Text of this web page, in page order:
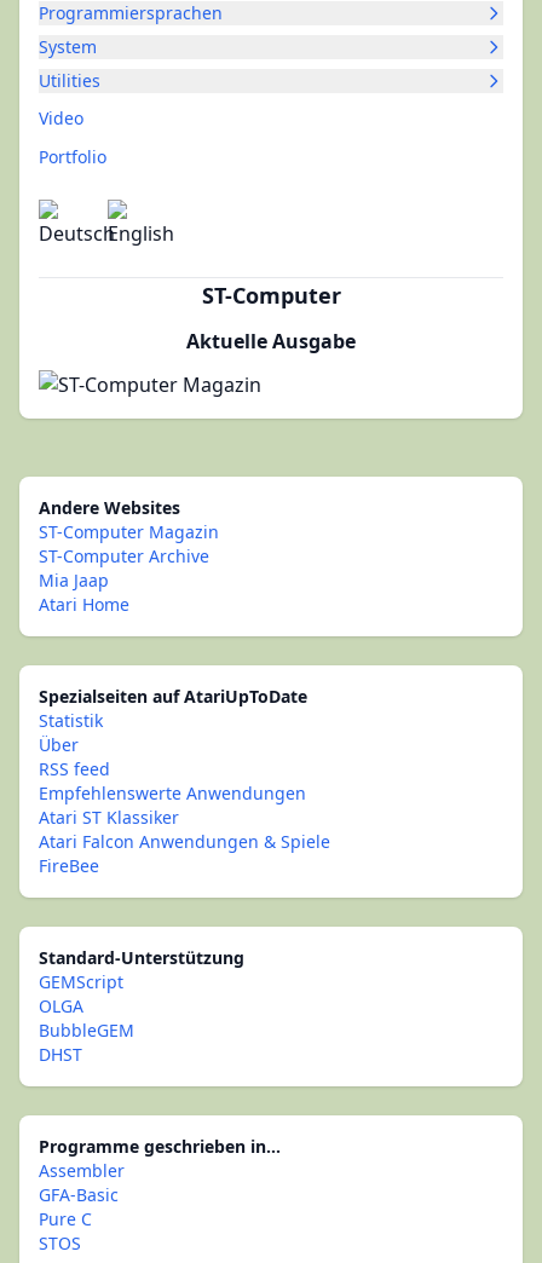
Programmiersprachen
System
Utilities
Video
Portfolio
ST-Computer
Aktuelle Ausgabe
Andere Websites
ST-Computer Magazin
ST-Computer Archive
Mia Jaap
Atari Home
Spezialseiten auf AtariUpToDate
Statistik
Über
RSS feed
Empfehlenswerte Anwendungen
Atari ST Klassiker
Atari Falcon Anwendungen & Spiele
FireBee
Standard-Unterstützung
GEMScript
OLGA
BubbleGEM
DHST
Programme geschrieben in...
Assembler
GFA-Basic
Pure C
STOS